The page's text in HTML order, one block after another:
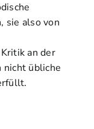
sie also von
an der
nicht übliche